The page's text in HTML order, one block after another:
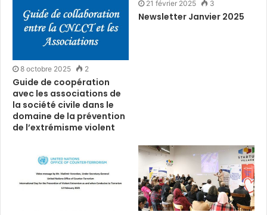
8 octobre 2025 2
Guide de coopération
avec les associations de
la société civile dans le
domaine de la prévention
de l’extrémisme violent
21 février 2025 3
Newsletter Janvier 2025